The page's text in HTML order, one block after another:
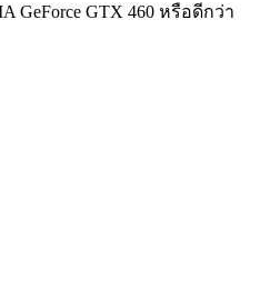
GeForce GTX 460 หรือดีกว่า